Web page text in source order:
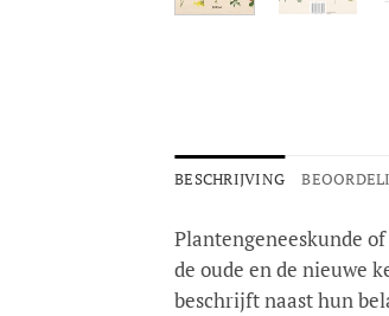
BESCHRIJVING
Plantengeneeskunde
de oude en de nieuwe
beschrijft naast hun